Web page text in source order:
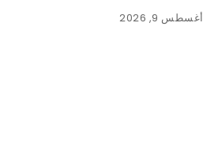
أغسطس 9, 2026